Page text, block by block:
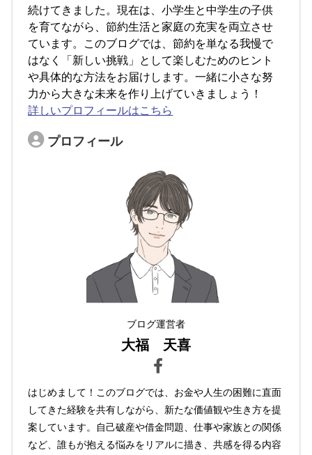
続けてきました。現在は、小学生と中学生の子供
を育てながら、節約生活と家庭の充実を両立させ
ています。このブログでは、節約を単なる我慢で
はなく「新しい挑戦」として楽しむためのヒント
や具体的な方法をお届けします。一緒に小さな努
力から大きな未来を作り上げていきましょう！
詳しいプロフィールはこちら
プロフィール
ブログ運営者
大福 天喜
はじめまして！このブログでは、お金や人生の困難に直面
してきた経験を共有しながら、新たな価値観や生き方を提
案しています。自己破産や借金問題、仕事や家族との関係
など、誰もが抱える悩みをリアルに描き、共感を得る内容